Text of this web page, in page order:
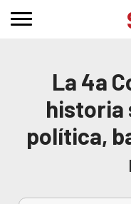
La 4a
historia
política,